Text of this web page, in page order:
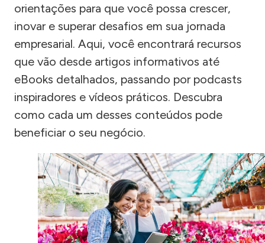
orientações para que você possa crescer,
inovar e superar desafios em sua jornada
empresarial. Aqui, você encontrará recursos
que vão desde artigos informativos até
eBooks detalhados, passando por podcasts
inspiradores e vídeos práticos. Descubra
como cada um desses conteúdos pode
beneficiar o seu negócio.